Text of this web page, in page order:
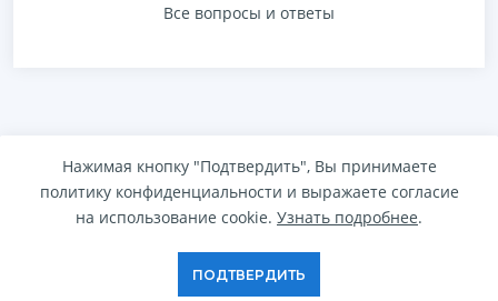
Все вопросы и ответы
ПОДРОБНЕЕ
Нажимая кнопку "Подтвердить", Вы принимаете
политику конфиденциальности и выражаете согласие
на использование cookie. Узнать подробнее.
ПОДТВЕРДИТЬ